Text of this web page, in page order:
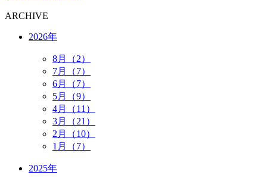
ARCHIVE
2026年
8月（2）
7月（7）
6月（7）
5月（9）
4月（11）
3月（21）
2月（10）
1月（7）
2025年